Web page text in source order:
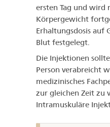
ersten Tag und wird
Körpergewicht
Erhaltungsdosis auf
Blut festgelegt.
Die Injektionen
Person verabreicht
medizinisches
zur gleichen Zeit zu
Intramuskuläre